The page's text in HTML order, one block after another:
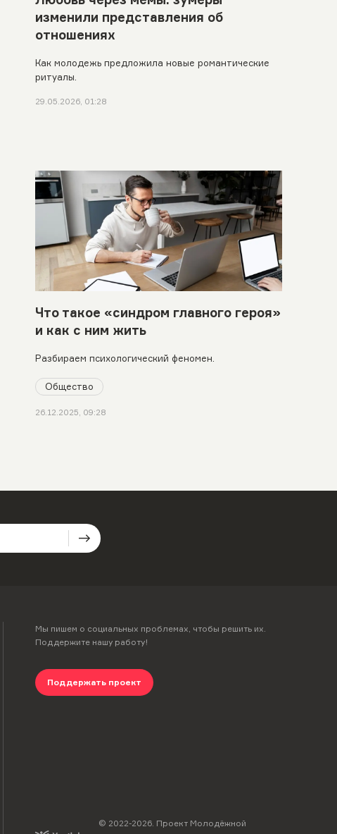
изменили представления об
отношениях
Как молодежь предложила новые романтические
ритуалы.
29.05.2026, 01:28
Что такое «синдром главного героя»
и как с ним жить
Разбираем психологический феномен.
Общество
26.12.2025, 09:28
Мы пишем о социальных проблемах, чтобы решить их.
Поддержите нашу работу!
Поддержать проект
© 2022-2026 Проект Молодёжной